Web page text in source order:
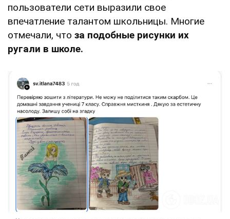
пользователи сети выразили свое
впечатление талантом школьницы. Многие
отмечали, что за подобные рисунки их
ругали в школе.